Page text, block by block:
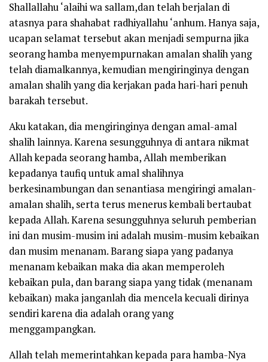
Shallallahu ‘alaihi wa sallam,dan telah berjalan di
atasnya para shahabat radhiyallahu ‘anhum.Hanya saja,
ucapan selamat tersebut akan menjadi sempurna jika
seorang hamba menyempurnakan amalan shalih yang
telah diamalkannya, kemudian mengiringinya dengan
amalan shalih yang dia kerjakan pada hari-hari penuh
barakah tersebut.
Aku katakan, dia mengiringinya dengan amal-amal
shalih lainnya. Karena sesungguhnya di antara nikmat
Allah kepada seorang hamba, Allah memberikan
kepadanya taufiq untuk amal shalihnya
berkesinambungan dan senantiasa mengiringi amalan-
amalan shalih, serta terus menerus kembali bertaubat
kepada Allah. Karena sesungguhnya seluruh pemberian
ini dan musim-musim ini adalah musim-musim kebaikan
dan musim menanam. Barang siapa yang padanya
menanam kebaikan maka dia akan memperoleh
kebaikan pula, dan barang siapa yang tidak (menanam
kebaikan) maka janganlah dia mencela kecuali dirinya
sendiri karena dia adalah orang yang
menggampangkan.
Allah telah memerintahkan kepada para hamba-Nya